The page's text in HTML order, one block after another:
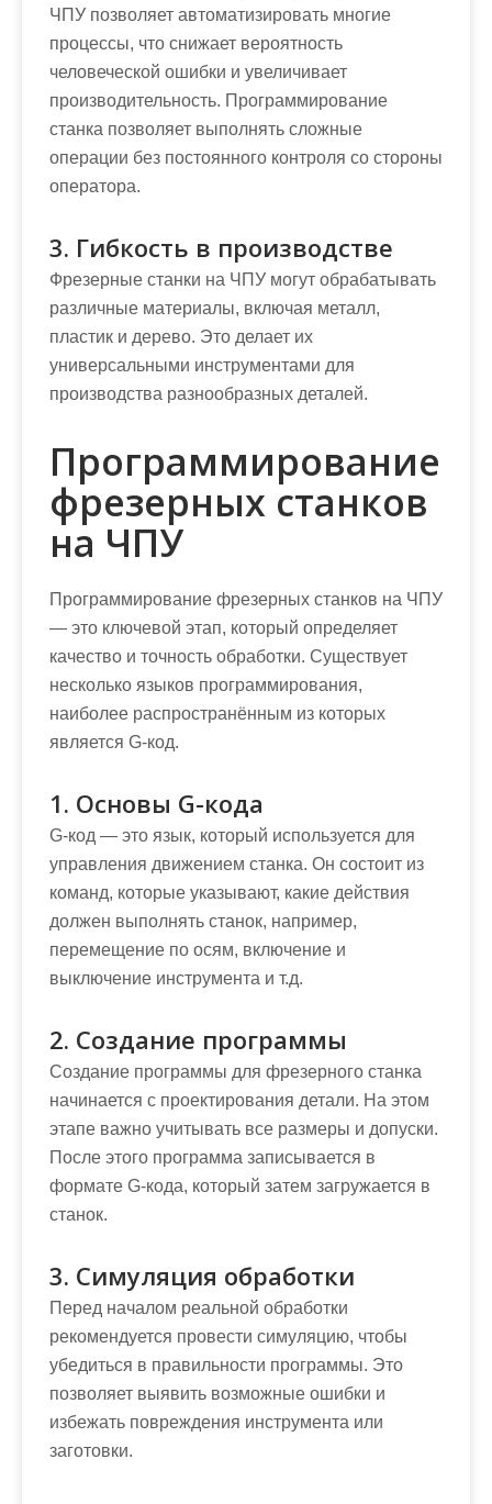
ЧПУ позволяет автоматизировать многие
процессы, что снижает вероятность
человеческой ошибки и увеличивает
производительность. Программирование
станка позволяет выполнять сложные
операции без постоянного контроля со стороны
оператора.
3. Гибкость в производстве
Фрезерные станки на ЧПУ могут обрабатывать
различные материалы, включая металл,
пластик и дерево. Это делает их
универсальными инструментами для
производства разнообразных деталей.
Программирование
фрезерных станков
на ЧПУ
Программирование фрезерных станков на ЧПУ
— это ключевой этап, который определяет
качество и точность обработки. Существует
несколько языков программирования,
наиболее распространённым из которых
является G-код.
1. Основы G-кода
G-код — это язык, который используется для
управления движением станка. Он состоит из
команд, которые указывают, какие действия
должен выполнять станок, например,
перемещение по осям, включение и
выключение инструмента и т.д.
2. Создание программы
Создание программы для фрезерного станка
начинается с проектирования детали. На этом
этапе важно учитывать все размеры и допуски.
После этого программа записывается в
формате G-кода, который затем загружается в
станок.
3. Симуляция обработки
Перед началом реальной обработки
рекомендуется провести симуляцию, чтобы
убедиться в правильности программы. Это
позволяет выявить возможные ошибки и
избежать повреждения инструмента или
заготовки.